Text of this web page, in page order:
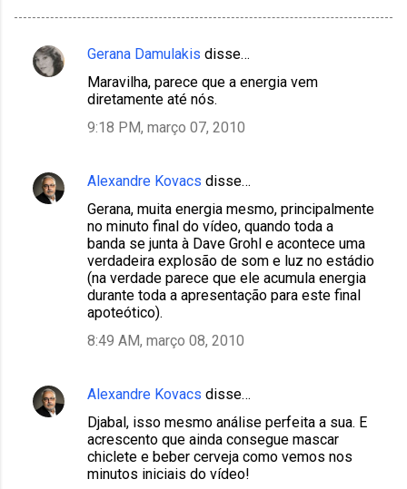
C
t
Gerana Damulakis disse…
Maravilha, parece que a energia vem
diretamente até nós.
9:18 PM, março 07, 2010
Alexandre Kovacs disse…
Gerana, muita energia mesmo, principalmente
no minuto final do vídeo, quando toda a
banda se junta à Dave Grohl e acontece uma
verdadeira explosão de som e luz no estádio
(na verdade parece que ele acumula energia
durante toda a apresentação para este final
apoteótico).
8:49 AM, março 08, 2010
Alexandre Kovacs disse…
Djabal, isso mesmo análise perfeita a sua. E
acrescento que ainda consegue mascar
chiclete e beber cerveja como vemos nos
minutos iniciais do vídeo!